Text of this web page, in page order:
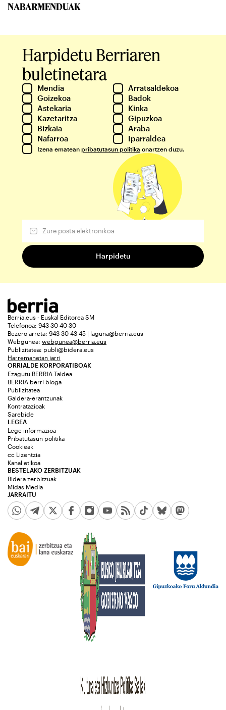
NABARMENDUAK
Harpidetu Berriaren
buletinetara
Mendia
Arratsaldekoa
Goizekoa
Badok
Astekaria
Kinka
Kazetaritza
Gipuzkoa
Bizkaia
Araba
Nafarroa
Iparraldea
Izena ematean pribatutasun politika onartzen duzu.
Berria.eus - Euskal Editorea SM
Telefonoa: 943 30 40 30
Bezero arreta: 943 30 43 45 | laguna@berria.eus
Webgunea: webgunea@berria.eus
Publizitatea: publi@bidera.eus
Harremanetan jarri
ORRIALDE KORPORATIBOAK
Ezagutu BERRIA Taldea
BERRIA berri bloga
Publizitatea
Galdera-erantzunak
Kontratazioak
Sarebide
JARRAITU
LEGEA
Lege informazioa
Pribatutasun politika
Cookieak
cc Lizentzia
Kanal etikoa
BESTELAKO ZERBITZUAK
Bidera zerbitzuak
Midas Media